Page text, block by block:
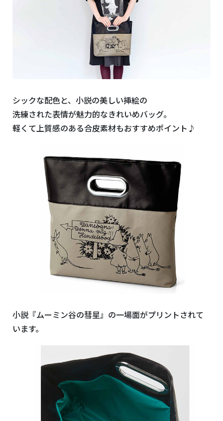
シックな配色と、小説の美しい挿絵の
洗練された表情が魅力的なきれいめバッグ。
軽くて上質感のある合皮素材もおすすめポイント♪
小説『ムーミン谷の彗星』の一場面がプリントされて
います。